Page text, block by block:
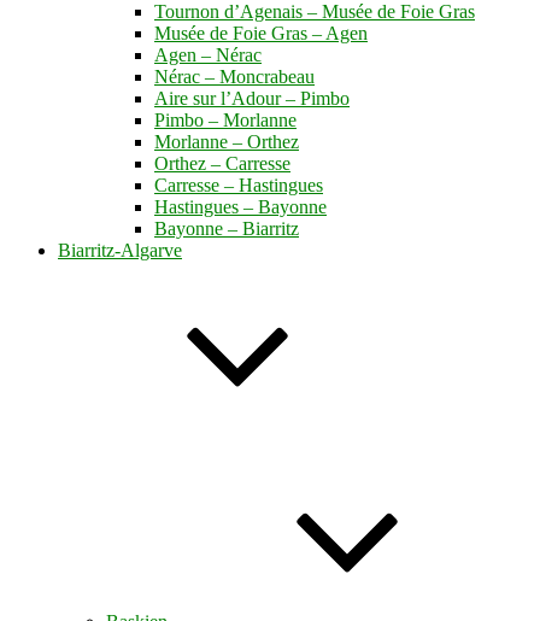
Tournon d’Agenais – Musée de Foie Gras
Musée de Foie Gras – Agen
Agen – Nérac
Nérac – Moncrabeau
Aire sur l’Adour – Pimbo
Pimbo – Morlanne
Morlanne – Orthez
Orthez – Carresse
Carresse – Hastingues
Hastingues – Bayonne
Bayonne – Biarritz
Biarritz-Algarve